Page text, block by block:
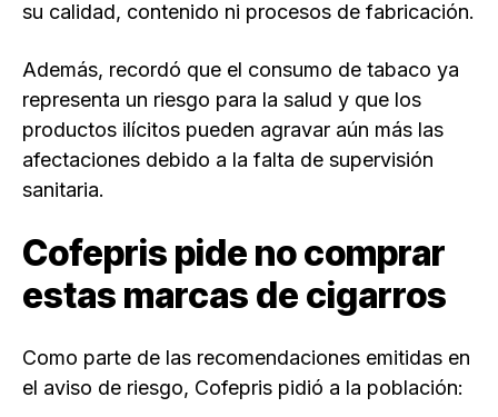
su calidad, contenido ni procesos de fabricación.
Además, recordó que el consumo de tabaco ya
representa un riesgo para la salud y que los
productos ilícitos pueden agravar aún más las
afectaciones debido a la falta de supervisión
sanitaria.
Cofepris pide no comprar
estas marcas de cigarros
Como parte de las recomendaciones emitidas en
el aviso de riesgo, Cofepris pidió a la población: